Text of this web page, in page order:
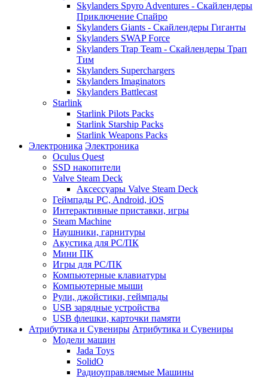
Skylanders Spyro Adventures - Скайлендеры
Приключение Спайро
Skylanders Giants - Скайлендеры Гиганты
Skylanders SWAP Force
Skylanders Trap Team - Скайлендеры Трап
Тим
Skylanders Superchargers
Skylanders Imaginators
Skylanders Battlecast
Starlink
Starlink Pilots Packs
Starlink Starship Packs
Starlink Weapons Packs
Электроника Электроника
Oculus Quest
SSD накопители
Valve Steam Deck
Аксессуары Valve Steam Deck
Геймпады PC, Android, iOS
Интерактивные приставки, игры
Steam Machine
Наушники, гарнитуры
Акустика для PC/ПК
Мини ПК
Игры для PC/ПК
Компьютерные клавиатуры
Компьютерные мыши
Рули, джойстики, геймпады
USB зарядные устройства
USB флешки, карточки памяти
Атрибутика и Сувениры Атрибутика и Сувениры
Модели машин
Jada Toys
SolidO
Радиоуправляемые Машины